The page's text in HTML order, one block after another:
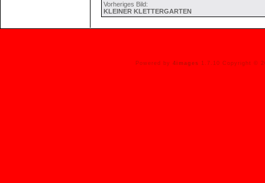
Vorheriges Bild:
KLEINER KLETTERGARTEN
Powered by 4images 1.7.10 Copyright ©